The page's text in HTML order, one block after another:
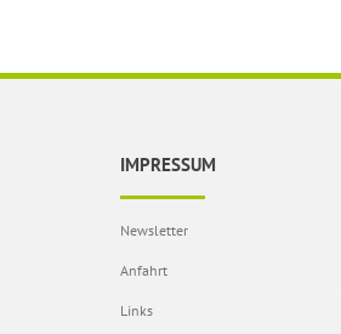
IMPRESSUM
Newsletter
Anfahrt
Links